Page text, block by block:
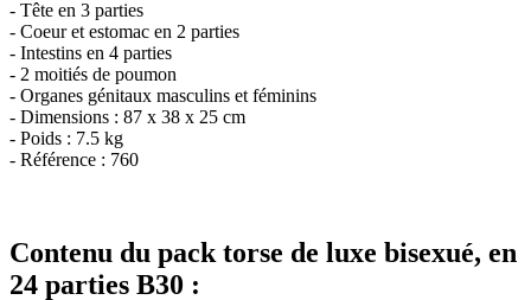
- Tête en 3 parties
- Coeur et estomac en 2 parties
- Intestins en 4 parties
- 2 moitiés de poumon
- Organes génitaux masculins et féminins
- Dimensions : 87 x 38 x 25 cm
- Poids : 7.5 kg
- Référence : 760
Contenu du pack torse de luxe bisexué, en
24 parties B30 :